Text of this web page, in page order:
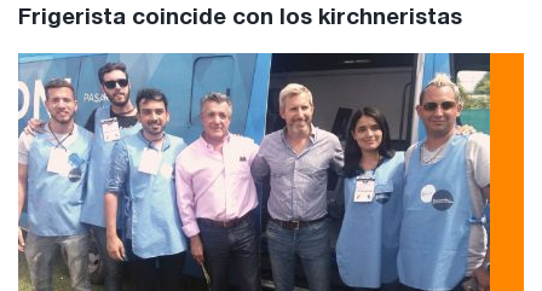
Frigerista coincide con los kirchneristas